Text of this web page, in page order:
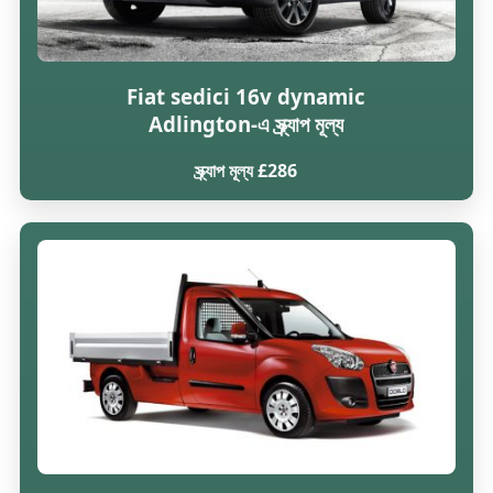
Fiat sedici 16v dynamic
Adlington-এ স্ক্র্যাপ মূল্য
স্ক্র্যাপ মূল্য £286